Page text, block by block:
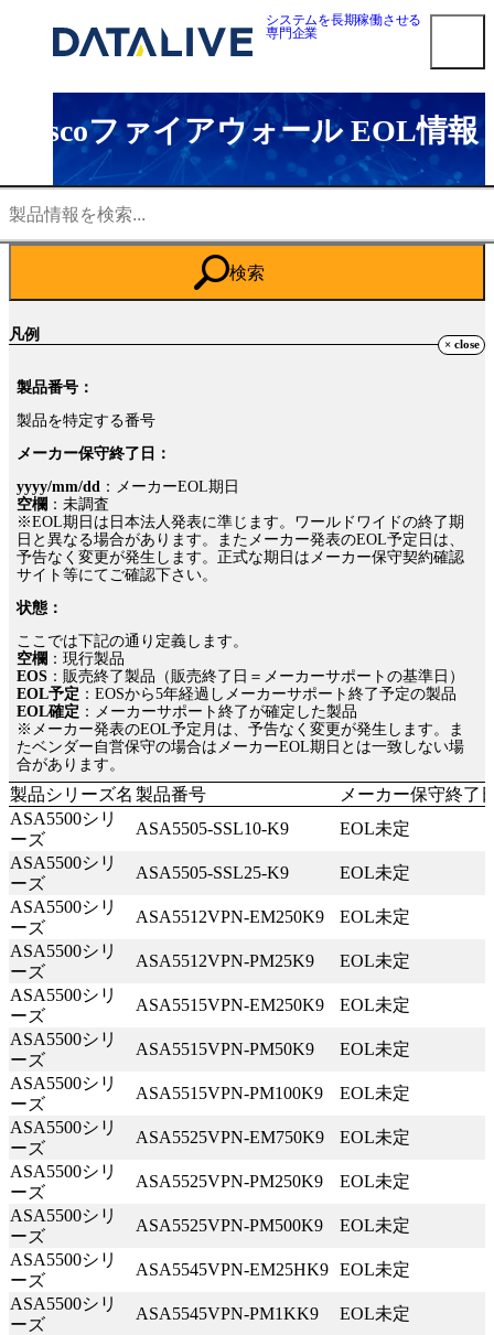
システムを長期稼働させる
専門企業
smart3pm ログイン
対応メーカー
Dell EMC 第三者保守
HPE 第三者保守
Oracle第三者保守
Cisco 第三者保守
F5 BIG-IP 第三者保守
Brocade 第三者保守
NEC 第三者保守
Fujitsu 第三者保守
Hitachi 第三者保守
IBM Lenovo 第三者保守
EOSL/EOL検索
Dell PowerEdge
HPEストレージ
HPEスイッチ
HPEサーバー
Oracleサーバー
Ciscoルータ
Cisco Catalyst
Ciscoワイヤレス
Ciscoファイアウォール
Cisco UCSサーバー
Juniper EX・QFX
Juniper MX,ERXルータ
Juniper SRX・SSG
Allied Telesis、YAMAHA、Fortinet
Fujitsu
IBM Lenovoサーバー
NEC
Hitachi
サービス
第三者保守
データセンター撤去/買取
データライブの強み
データライブの保守品質
国内最大の保守パーツ備蓄量
導入事例
Ciscoファイアウォール EOL情報
検索
凡例
製品番号：
製品を特定する番号
メーカー保守終了日：
yyyy/mm/dd ：メーカーEOL期日
空欄 ：未調査
※EOL期日は日本法人発表に準じます。ワールドワイドの終了期
日と異なる場合があります。またメーカー発表のEOL予定日は、
予告なく変更が発生します。正式な期日はメーカー保守契約確認
サイト等にてご確認下さい。
状態：
ここでは下記の通り定義します。
空欄 ：現行製品
EOS ：販売終了製品（販売終了日＝メーカーサポートの基準日）
EOL予定 ：EOSから5年経過しメーカーサポート終了予定の製品
EOL確定 ：メーカーサポート終了が確定した製品
※メーカー発表のEOL予定月は、予告なく変更が発生します。ま
たベンダー自営保守の場合はメーカーEOL期日とは一致しない場
合があります。
製品シリーズ名 製品番号
メーカー保守終了
ASA5500シリ
ーズ
ASA5505-SSL10-K9
EOL未定
ASA5500シリ
ーズ
ASA5505-SSL25-K9
EOL未定
ASA5500シリ
ーズ
ASA5512VPN-EM250K9
EOL未定
ASA5500シリ
ーズ
ASA5512VPN-PM25K9
EOL未定
ASA5500シリ
ーズ
ASA5515VPN-EM250K9
EOL未定
ASA5500シリ
ーズ
ASA5515VPN-PM50K9
EOL未定
ASA5500シリ
ーズ
ASA5515VPN-PM100K9
EOL未定
ASA5500シリ
ーズ
ASA5525VPN-EM750K9
EOL未定
ASA5500シリ
ーズ
ASA5525VPN-PM250K9
EOL未定
ASA5500シリ
ーズ
ASA5525VPN-PM500K9
EOL未定
ASA5500シリ
ーズ
ASA5545VPN-EM25HK9 EOL未定
ASA5500シリ
ーズ
ASA5545VPN-PM1KK9
EOL未定